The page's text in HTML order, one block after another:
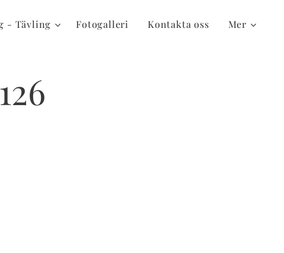
- Tävling Fotogalleri Kontakta oss Mer